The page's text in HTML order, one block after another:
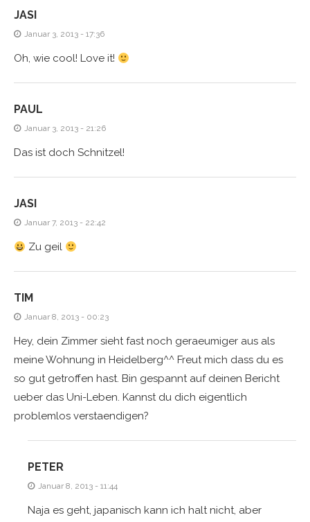
JASI
Januar 3, 2013 - 17:36
Oh, wie cool! Love it!
PAUL
Januar 3, 2013 - 21:26
Das ist doch Schnitzel!
JASI
Januar 7, 2013 - 22:42
Zu geil
TIM
Januar 8, 2013 - 00:23
Hey, dein Zimmer sieht fast noch geraeumiger aus als
meine Wohnung in Heidelberg^^ Freut mich dass du es
so gut getroffen hast. Bin gespannt auf deinen Bericht
ueber das Uni-Leben. Kannst du dich eigentlich
problemlos verstaendigen?
PETER
Januar 8, 2013 - 11:44
Naja es geht, japanisch kann ich halt nicht, aber